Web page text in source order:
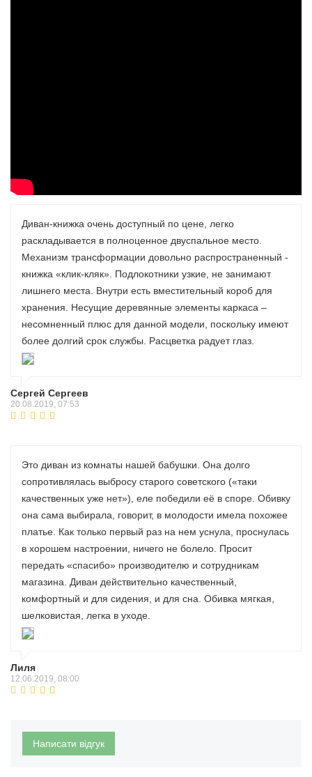
Диван-книжка очень доступный по цене, легко
раскладывается в полноценное двуспальное место.
Механизм трансформации довольно распространенный -
книжка «клик-кляк». Подлокотники узкие, не занимают
лишнего места. Внутри есть вместительный короб для
хранения. Несущие деревянные элементы каркаса –
несомненный плюс для данной модели, поскольку имеют
более долгий срок службы. Расцветка радует глаз.
Сергей Сергеев
20.08.2019, 07:53
Это диван из комнаты нашей бабушки. Она долго
сопротивлялась выбросу старого советского («таки
качественных уже нет»), еле победили её в споре. Обивку
она сама выбирала, говорит, в молодости имела похожее
платье. Как только первый раз на нем уснула, проснулась
в хорошем настроении, ничего не болело. Просит
передать «спасибо» производителю и сотрудникам
магазина. Диван действительно качественный,
комфортный и для сидения, и для сна. Обивка мягкая,
шелковистая, легка в уходе.
Лиля
12.06.2019, 08:00
Написати відгук